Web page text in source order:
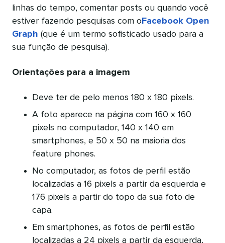
linhas do tempo, comentar posts ou quando você
estiver fazendo pesquisas com o Facebook Open
Graph (que é um termo sofisticado usado para a
sua função de pesquisa).
Orientações para a imagem
Deve ter de pelo menos 180 x 180 pixels.
A foto aparece na página com 160 x 160
pixels no computador, 140 x 140 em
smartphones, e 50 x 50 na maioria dos
feature phones.
No computador, as fotos de perfil estão
localizadas a 16 pixels a partir da esquerda e
176 pixels a partir do topo da sua foto de
capa.
Em smartphones, as fotos de perfil estão
localizadas a 24 pixels a partir da esquerda,